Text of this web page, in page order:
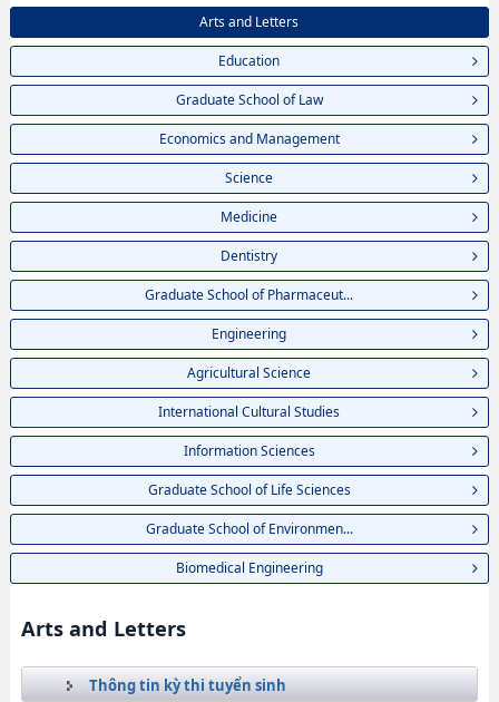
Arts and Letters
Education
Graduate School of Law
Economics and Management
Science
Medicine
Dentistry
Graduate School of Pharmaceut...
Engineering
Agricultural Science
International Cultural Studies
Information Sciences
Graduate School of Life Sciences
Graduate School of Environmen...
Biomedical Engineering
Arts and Letters
Thông tin kỳ thi tuyển sinh